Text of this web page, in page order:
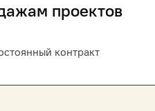
проектов
контракт